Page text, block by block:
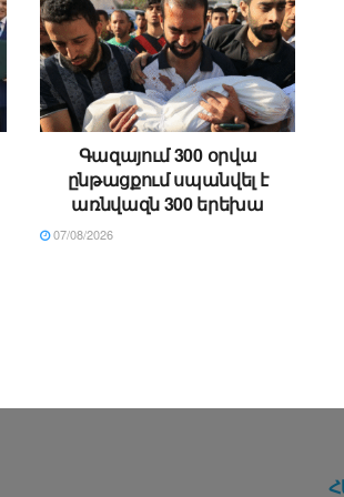
Գազայում 300 օրվա
ընթացքում սպանվել է
առնվազն 300 երեխա
07/08/2026